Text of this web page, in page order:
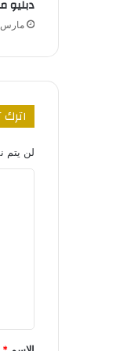
دبليو
مارس 11, 2024
اترك
لن يتم
*